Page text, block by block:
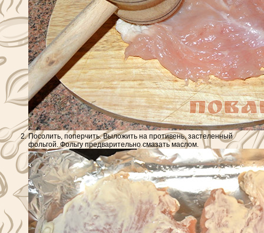
Посолить, поперчить. Выложить на противень, застеленный
фольгой. Фольгу предварительно смазать маслом.